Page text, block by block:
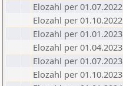
Elozahl per 01.07.2022
Elozahl per 01.10.2022
Elozahl per 01.01.2023
Elozahl per 01.04.2023
Elozahl per 01.07.2023
Elozahl per 01.10.2023